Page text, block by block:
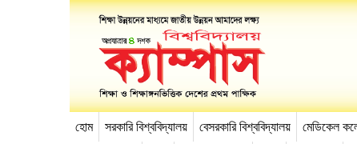
হোম সরকারি বিশ্ববিদ্যালয় বেসরকারি বিশ্ববিদ্যালয় মেডিকেল